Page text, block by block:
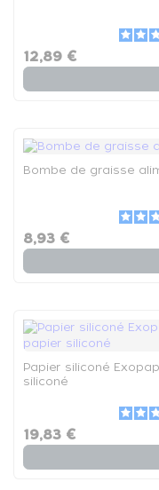
12,89 €
Bombe de graisse
8,93 €
Papier siliconé
siliconé
19,83 €